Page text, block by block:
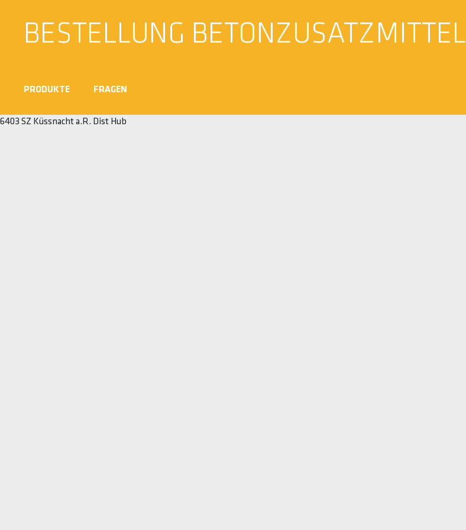
BESTELLUNG BETONZUSATZMITTEL
PRODUKTE FRAGEN
6403 SZ Küssnacht a.R. Dist Hub